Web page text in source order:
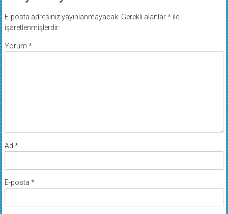
E-posta adresiniz yayınlanmayacak. Gerekli alanlar*ile
işaretlenmişlerdir
Yorum *
Ad *
E-posta *